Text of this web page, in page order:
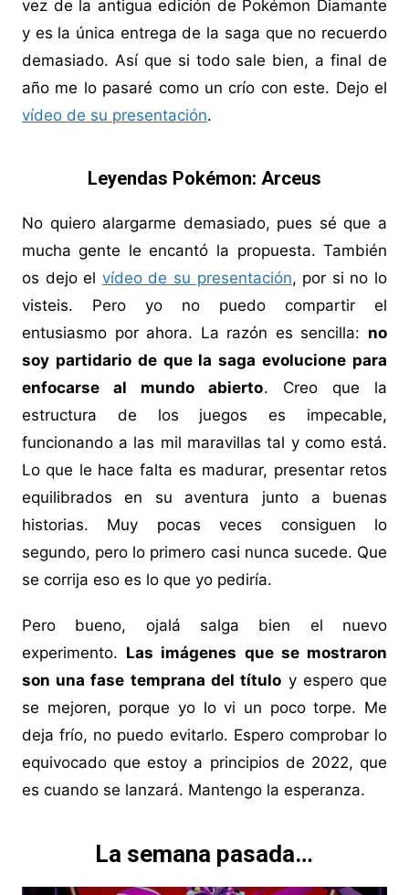
vez de la antigua edición de Pokémon Diamante
y es la única entrega de la saga que no recuerdo
demasiado. Así que si todo sale bien, a final de
año me lo pasaré como un crío con este. Dejo el
vídeo de su presentación.
Leyendas Pokémon: Arceus
No quiero alargarme demasiado, pues sé que a
mucha gente le encantó la propuesta. También
os dejo el vídeo de su presentación, por si no lo
visteis. Pero yo no puedo compartir el
entusiasmo por ahora. La razón es sencilla: no
soy partidario de que la saga evolucione para
enfocarse al mundo abierto. Creo que la
estructura de los juegos es impecable,
funcionando a las mil maravillas tal y como está.
Lo que le hace falta es madurar, presentar retos
equilibrados en su aventura junto a buenas
historias. Muy pocas veces consiguen lo
segundo, pero lo primero casi nunca sucede. Que
se corrija eso es lo que yo pediría.
Pero bueno, ojalá salga bien el nuevo
experimento. Las imágenes que se mostraron
son una fase temprana del título y espero que
se mejoren, porque yo lo vi un poco torpe. Me
deja frío, no puedo evitarlo. Espero comprobar lo
equivocado que estoy a principios de 2022, que
es cuando se lanzará. Mantengo la esperanza.
La semana pasada…